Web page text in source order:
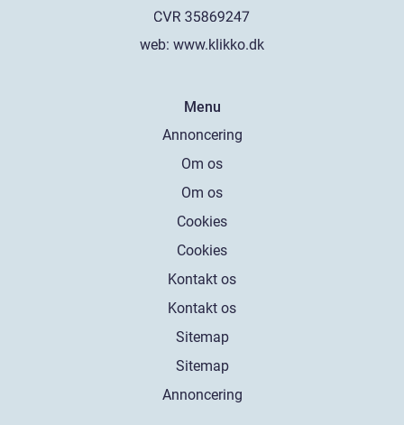
web: www.klikko.dk
Menu
Annoncering
Om os
Om os
Cookies
Cookies
Kontakt os
Kontakt os
Sitemap
Sitemap
Annoncering